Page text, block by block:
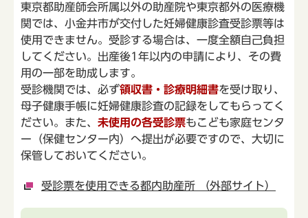
東京都助産師会所属以外の助産院や東京都外の医療機
関では、小金井市が交付した妊婦健康診査受診票等は
使用できません。受診する場合は、一度全額自己負担
してください。出産後1年以内の申請により、その費
用の一部を助成します。
受診機関では、必ず領収書・診療明細書を受け取り、
母子健康手帳に妊婦健康診査の記録をしてもらってく
ださい。また、 未使用の各受診票もこども家庭センタ
ー（保健センター内）へ提出が必要ですので、大切に
保管しておいてください。
受診票を使用できる都内助産所 （外部サイト）